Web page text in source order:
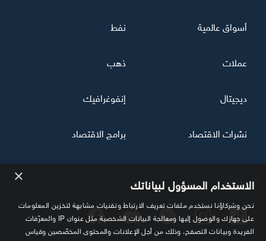
تابعنا
أسواق عالمية نفط
عملات ذهب
ديجيتال إنفوغرافيك
نشرات الاقتصاد برامج الاقتصاد
× الاستخدام المسؤول لبياناتك
نحن وشركاؤنا نستخدم ملفات تعريف الارتباط وتقنيات مشابهة لتخزين المعلومات
على جهازك والوصول إليها ومعالجة البيانات الشخصية مثل عنوان IP والمعرّفات
الفريدة وبيانات التصفح، وذلك من أجل الإعلانات والمحتوى المخصّصين وقياس